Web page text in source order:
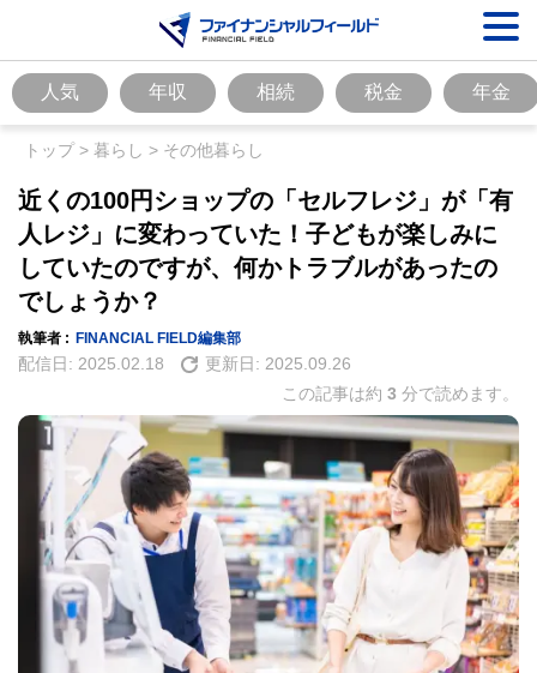
人気 年収 相続 税金 年金
トップ> 暮らし > その他暮らし
近くの100円ショップの「セルフレジ」が「有
人レジ」に変わっていた！子どもが楽しみに
していたのですが、何かトラブルがあったの
でしょうか？
執筆者 : FINANCIAL FIELD編集部
配信日: 2025.02.18 更新日: 2025.09.26
この記事は約 3 分で読めます。